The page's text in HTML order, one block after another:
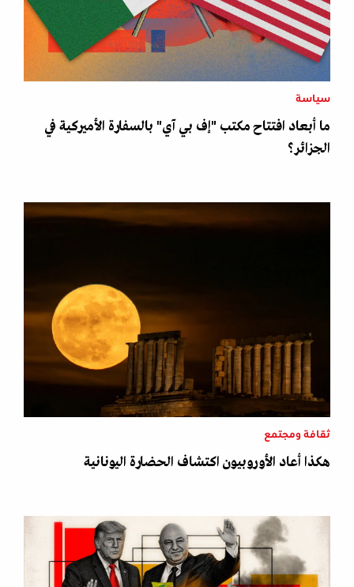
سياسة
ما أبعاد افتتاح مكتب "إف بي آي" بالسفارة الأميركية في
الجزائر؟
ثقافة ومجتمع
هكذا أعاد الأوروبيون اكتشاف الحضارة اليونانية